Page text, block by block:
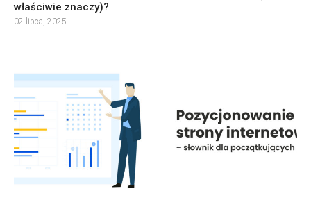
właściwie znaczy)?
02 lipca, 2025